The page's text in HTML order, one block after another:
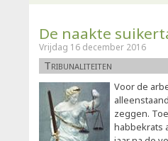
De naakte
Vrijdag 16 december 2016
Tribunaliteiten
Voor de
zeggen.
habbekrats